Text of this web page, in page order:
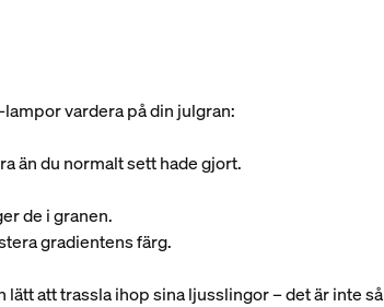
vardera på din julgran:
än du normalt sett hade gjort.
de i granen.
gradientens färg.
att trassla ihop sina ljusslingor – det är inte så